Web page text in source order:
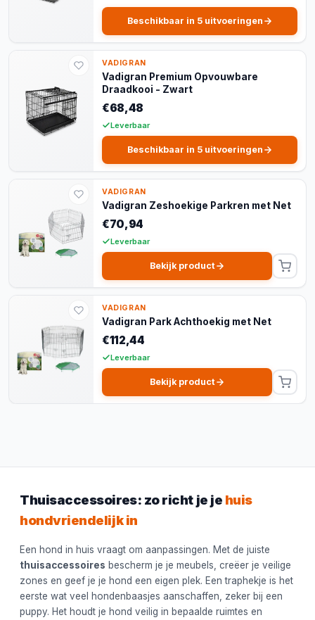
Beschikbaar in 5 uitvoeringen
VADIGRAN
Vadigran Premium Opvouwbare
Draadkooi - Zwart
€68,48
Leverbaar
Beschikbaar in 5 uitvoeringen
VADIGRAN
Vadigran Zeshoekige Parkren met Net
€70,94
Leverbaar
Bekijk product
VADIGRAN
Vadigran Park Achthoekig met Net
€112,44
Leverbaar
Bekijk product
Thuisaccessoires: zo richt je je huis
hondvriendelijk in
Een hond in huis vraagt om aanpassingen. Met de juiste
thuisaccessoires bescherm je je meubels, creëer je veilige
zones en geef je je hond een eigen plek. Een traphekje is het
eerste wat veel hondenbaasjes aanschaffen, zeker bij een
puppy. Het houdt je hond veilig in bepaalde ruimtes en